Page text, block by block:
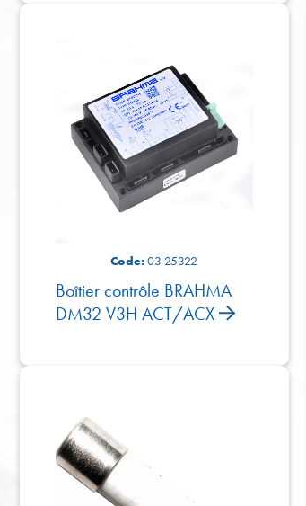
Code:03 25322
Boîtier contrôle BRAHMA
DM32 V3H ACT/ACX